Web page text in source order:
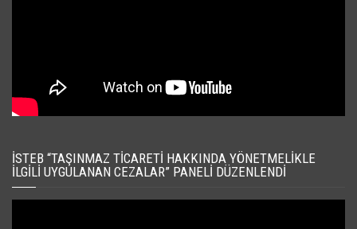
İSTEB “TAŞINMAZ TICARETI HAKKINDA YÖNETMELIKLE
İLGILI UYGULANAN CEZALAR” PANELI DÜZENLENDI